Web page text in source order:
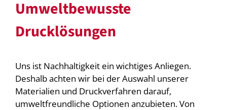
Umweltbewusste
Drucklösungen
Uns ist Nachhaltigkeit ein wichtiges Anliegen.
Deshalb achten wir bei der Auswahl unserer
Materialien und Druckverfahren darauf,
umweltfreundliche Optionen anzubieten. Von